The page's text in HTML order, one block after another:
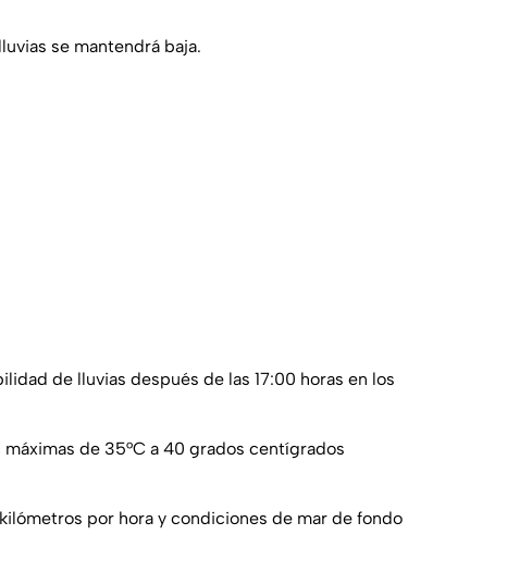
se mantendrá baja.
de lluvias después de las 17:00 horas en los
de 35°C a 40 grados centígrados
por hora y condiciones de mar de fondo